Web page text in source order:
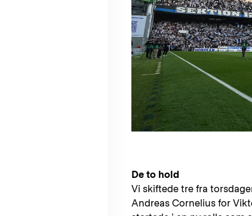
De to hold
Vi skiftede tre fra
Andreas Cornelius for